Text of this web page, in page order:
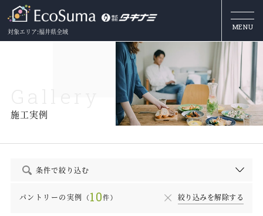
対象エリア:福井県全域
MENU
施工実例
条件で絞り込む
パントリーの実例 （10件） 絞り込みを解除する